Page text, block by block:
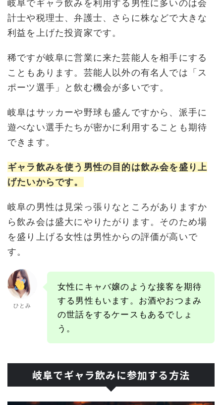
岐阜でギャラ飲みを利用する男性に多いのは会
計士や税理士、弁護士、さらに株などで大きな
利益を上げた投資家です。
稀ですが岐阜に営業に来た芸能人を相手にする
こともあります。芸能人以外の有名人では「ス
ポーツ選手」と飲む機会が多いです。
岐阜はサッカーや野球も盛んですから、派手に
遊べない選手たちが密かに利用することも期待
できます。
ギャラ飲みを使う男性の目的は飲み会を盛り上
げたいからです。
岐阜の男性は見栄っ張りなところがありますか
ら飲み会は盛大にやりたがります。そのため場
を盛り上げる女性は男性からの評価が高いで
す。
ひとみ
女性にキャバ嬢のような接客を期待
する男性もいます。お酒やおつまみ
の世話をするケースもあるでしょ
う。
岐阜でギャラ飲みに参加する方法